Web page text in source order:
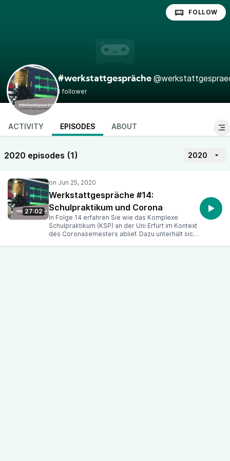
#werkstattgespräche
1 follower
FOLLOW
ACTIVITY EPISODES ABOUT
2020 episodes (1) 2020
27:02
Werkstattgespräche #14:
Schulpraktikum und Corona
In Folge 14 erfahren Sie wie das Komplexe
Schulpraktikum (KSP) an der Uni Erfurt im Kontext
des Coronasemesters ablief. Dazu unterhält sich